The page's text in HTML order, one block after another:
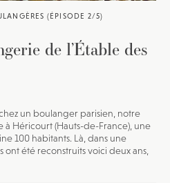
(ÉPISODE 2/5)
de l’Étable des
un boulanger parisien, notre
à Héricourt (Hauts-de-France), une
100 habitants. Là, dans une
été reconstruits voici deux ans,